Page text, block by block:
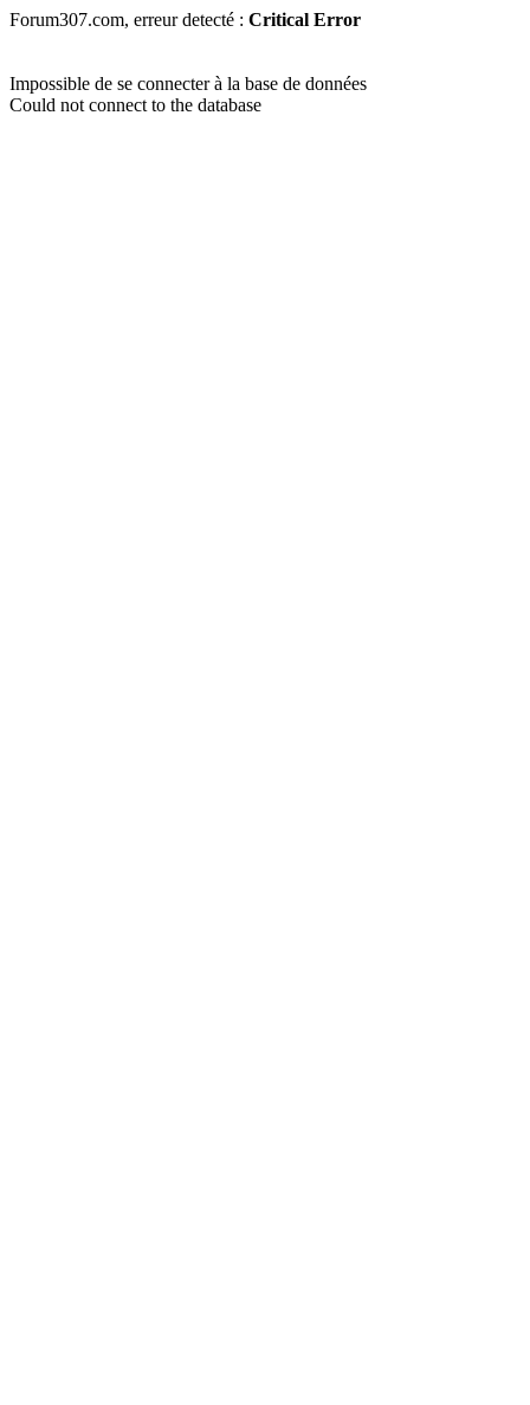
Forum307.com, erreur detecté : Critical Error
Impossible de se connecter à la base de données
Could not connect to the database